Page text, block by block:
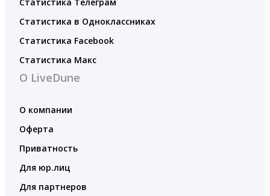
Статистика в Одноклассниках
Статистика Facebook
Статистика Макс
О LiveDune
О компании
Оферта
Приватность
Для юр.лиц
Для партнеров